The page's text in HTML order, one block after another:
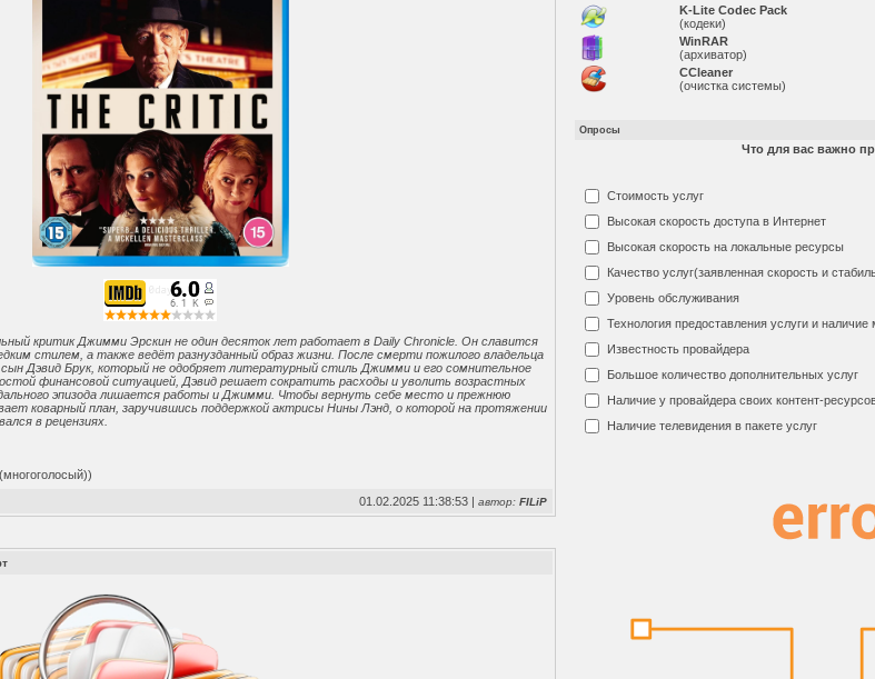
критик Джимми Эрскин не один десяток лет работает в Daily Chronicle. Он славится
стилем, а также ведёт разнузданный образ жизни. После смерти пожилого владельца
сын Дэвид Брук, который не одобряет литературный стиль Джимми и его сомнительное
финансовой ситуацией, Дэвид решает сократить расходы и уволить возрастных
эпизода лишается работы и Джимми. Чтобы вернуть себе место и прежнюю
коварный план, заручившись поддержкой актрисы Нины Лэнд, о которой на протяжении
в рецензиях.
01.02.2025 11:38:53 |автор:FILiP
K-Lite Codec Pack
(кодеки)
WinRAR
(архиватор)
ССleaner
(очистка системы)
Опросы
Что для вас важно
Стоимость услуг
Высокая скорость доступа в Интернет
Высокая скорость на локальные ресурсы
Качество услуг(заявленная скорость и
Уровень обслуживания
Технология предоставления услуги и
Известность провайдера
Большое количество дополнительных услуг
Наличие у провайдера своих контент-
Наличие телевидения в пакете услуг